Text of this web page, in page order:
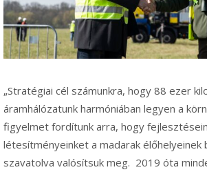
„Stratégiai cél számunkra, hogy 88 ezer
áramhálózatunk harmóniában legyen a
figyelmet fordítunk arra, hogy
létesítményeinket a madarak élőhelyeinek
szavatolva valósítsuk meg. 2019 óta